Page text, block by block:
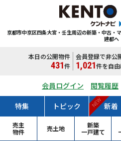
京都市中京区四条大宮・壬生周辺の新築・中古・
建都へ
本日の公開物件
431件
会員登録で非公
1,021件を自
会員ログイン 閲覧履歴
特集 トピック 新着
NEW
売主
物件
売土地
新築
一戸建て